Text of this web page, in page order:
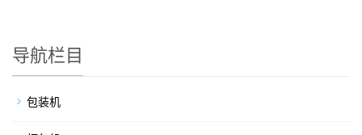
导航栏目
包装机